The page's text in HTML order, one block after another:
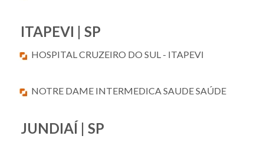
ITAPEVI | SP
HOSPITAL CRUZEIRO DO SUL - ITAPEVI
NOTRE DAME INTERMEDICA SAUDE SAÚDE
JUNDIAÍ | SP